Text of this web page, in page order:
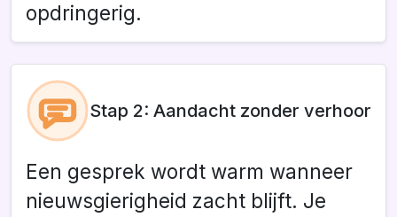
opdringerig.
Stap 2: Aandacht zonder verhoor
Een gesprek wordt warm wanneer
nieuwsgierigheid zacht blijft. Je